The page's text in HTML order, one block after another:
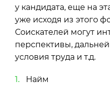
у кандидата, еще на
уже исходя из этого
Соискателей могут
перспективы,
условия труда и т.д.
Найм